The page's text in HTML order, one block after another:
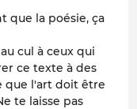
que la poésie, ça
cul à ceux qui
ce texte à des
que l'art doit être
te laisse pas